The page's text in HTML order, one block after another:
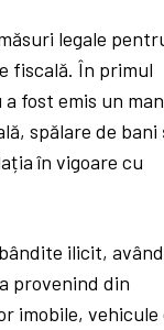
legale
fiscală. În primul
fost emis un
spălare de bani
în vigoare cu
ilicit,
provenind din
imobile, vehicule